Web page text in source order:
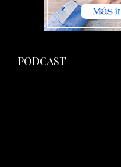
PODCAST